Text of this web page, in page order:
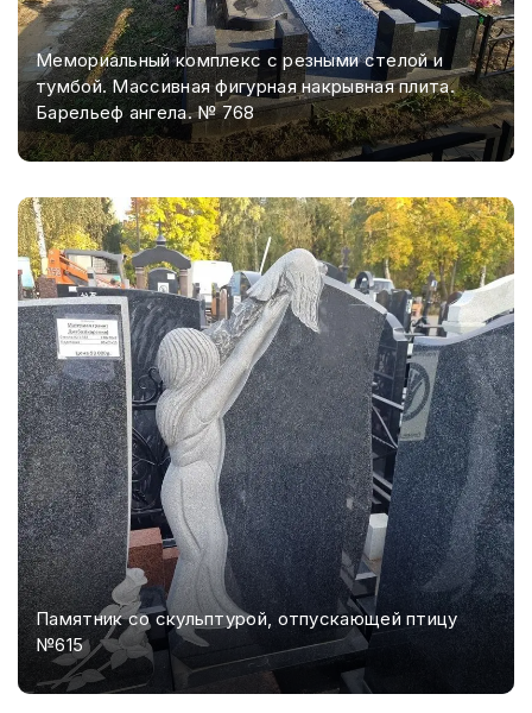
Мемориальный комплекс с резными стелой и
тумбой. Массивная фигурная накрывная плита.
Барельеф ангела. № 768
Памятник со скульптурой, отпускающей птицу
№615